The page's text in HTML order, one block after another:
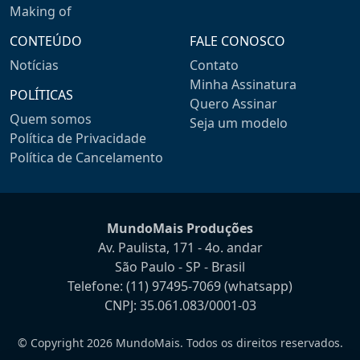
Making of
CONTEÚDO
Notícias
POLÍTICAS
Quem somos
Política de Privacidade
Política de Cancelamento
FALE CONOSCO
Contato
Minha Assinatura
Quero Assinar
Seja um modelo
MundoMais Produções
Av. Paulista, 171 - 4o. andar
São Paulo - SP - Brasil
Telefone: (11) 97495-7069(whatsapp)
CNPJ: 35.061.083/0001-03
© Copyright 2026 MundoMais. Todos os direitos reservados.